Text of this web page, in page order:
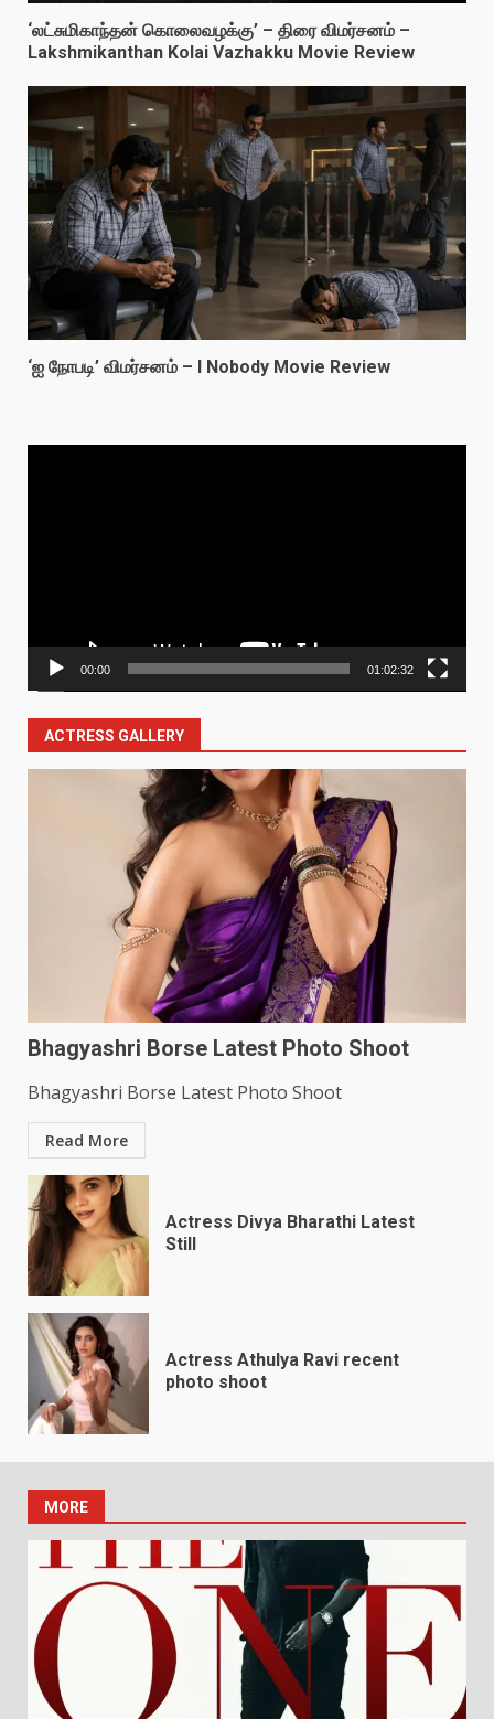
‘லட்சுமிகாந்தன் கொலைவழக்கு’ – திரை விமர்சனம் –
Lakshmikanthan Kolai Vazhakku Movie Review
‘ஐ நோபடி’ விமர்சனம் – I Nobody Movie Review
00:00 01:02:32
ACTRESS GALLERY
Bhagyashri Borse Latest Photo Shoot
Bhagyashri Borse Latest Photo Shoot
Read More
Actress Divya Bharathi Latest
Still
Actress Athulya Ravi recent
photo shoot
MORE